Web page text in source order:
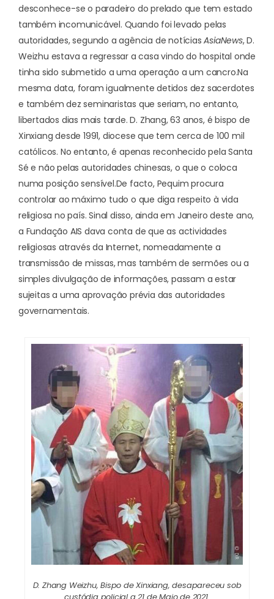
desconhece-se o paradeiro do prelado que tem estado
também incomunicável. Quando foi levado pelas
autoridades, segundo a agência de notíciasAsiaNews, D.
Weizhu estava a regressar a casa vindo do hospital onde
tinha sido submetido a uma operação a um cancro.Na
mesma data, foram igualmente detidos dez sacerdotes
e também dez seminaristas que seriam, no entanto,
libertados dias mais tarde. D. Zhang, 63 anos, é bispo de
Xinxiang desde 1991, diocese que tem cerca de 100 mil
católicos. No entanto, é apenas reconhecido pela Santa
Sé e não pelas autoridades chinesas, o que o coloca
numa posição sensível.De facto, Pequim procura
controlar ao máximo tudo o que diga respeito à vida
religiosa no país. Sinal disso, ainda em Janeiro deste ano,
a Fundação AIS dava conta de que as actividades
religiosas através da Internet, nomeadamente a
transmissão de missas, mas também de sermões ou a
simples divulgação de informações, passam a estar
sujeitas a umaaprovação prévia das autoridades
governamentais.
D. Zhang Weizhu, Bispo de Xinxiang, desapareceu sob